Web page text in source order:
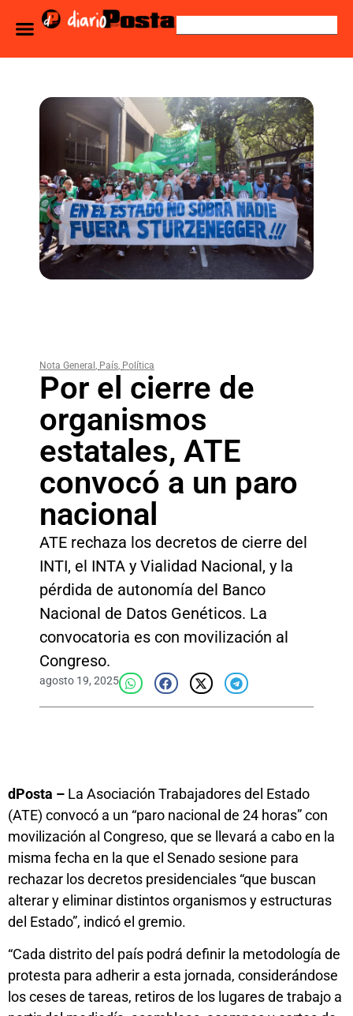
Nota General , País, Política
Por el cierre de
organismos
estatales, ATE
convocó a un paro
nacional
ATE rechaza los decretos de cierre del
INTI, el INTA y Vialidad Nacional, y la
pérdida de autonomía del Banco
Nacional de Datos Genéticos. La
convocatoria es con movilización al
Congreso.
agosto 19, 2025
dPosta – La Asociación Trabajadores del Estado
(ATE) convocó a un “paro nacional de 24 horas” con
movilización al Congreso, que se llevará a cabo en la
misma fecha en la que el Senado sesione para
rechazar los decretos presidenciales “que buscan
alterar y eliminar distintos organismos y estructuras
del Estado”, indicó el gremio.
“Cada distrito del país podrá definir la metodología de
protesta para adherir a esta jornada, considerándose
los ceses de tareas, retiros de los lugares de trabajo a